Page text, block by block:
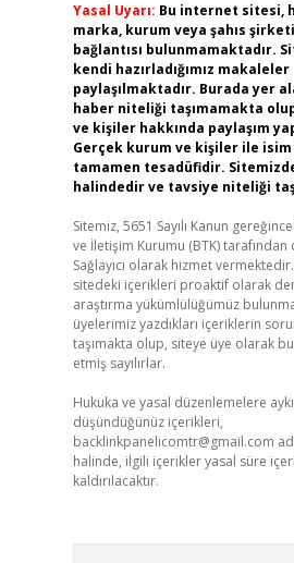
Yasal Uyarı: Bu internet sitesi,
marka, kurum veya şahıs
bağlantısı bulunmamaktadır.
kendi hazırladığımız makaleler
paylaşılmaktadır. Burada yer
haber niteliği taşımamakta
ve kişiler hakkında paylaşım
Gerçek kurum ve kişiler ile
tamamen tesadüfidir.
halindedir ve tavsiye niteliği
Sitemiz, 5651 Sayılı Kanun
ve İletişim Kurumu (BTK) tarafından
Sağlayıcı olarak hizmet
sitedeki içerikleri proaktif olarak
araştırma yükümlülüğümüz
üyelerimiz yazdıkları içeriklerin
taşımakta olup, siteye üye olarak
etmiş sayılırlar.
Hukuka ve yasal düzenlemelere
düşündüğünüz içerikleri,
backlinkpanelicomtr@gmail.com
halinde, ilgili içerikler yasal süre
kaldırılacaktır.